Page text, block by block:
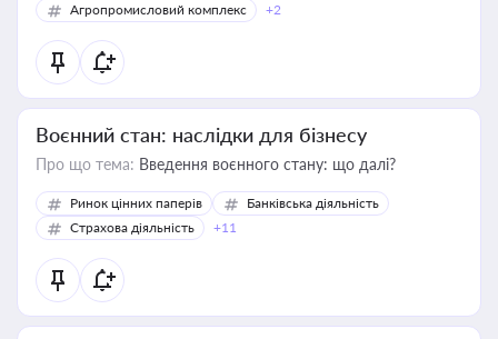
Агропромисловий комплекс
+2
Воєнний стан: наслідки для бізнесу
Про що тема: Введення воєнного стану: що далі?
Ринок цінних паперів
Банківська діяльність
Страхова діяльність
+11